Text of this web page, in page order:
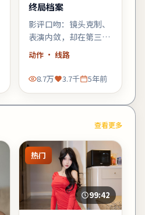
终局档案
影评口吻：镜头克制、
表演内敛，却在第三幕
用一场雨戏把张力推到
表情值得二刷。
动作 · 线路
8.7万 3.7千 5年前
查看更多
热门
99:42